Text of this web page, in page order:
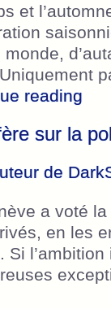
et
reading
sur la
de
a voté
en les